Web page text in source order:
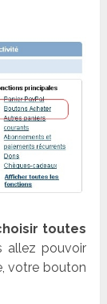
toutes
allez pouvoir
votre bouton